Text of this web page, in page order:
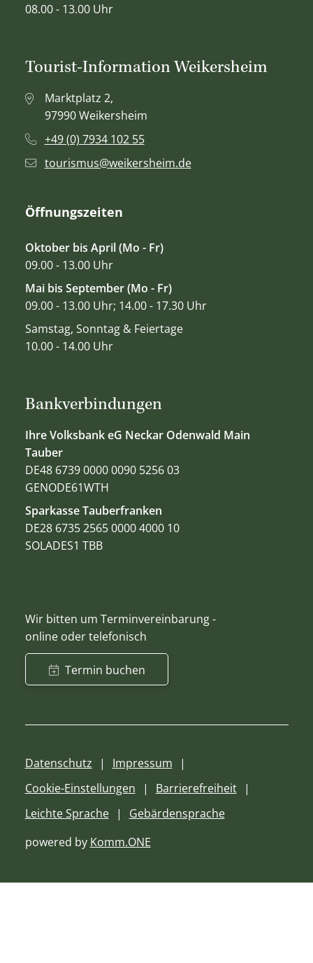
08.00 - 13.00 Uhr
Bankverbindungen
Ihre Volksbank eG Neckar Odenwald Main
Tauber
DE48 6739 0000 0090 5256 03
GENODE61WTH
Sparkasse Tauberfranken
DE28 6735 2565 0000 4000 10
SOLADES1 TBB
Wir bitten um Terminvereinbarung -
online oder telefonisch
Termin buchen
Tourist-Information Weikersheim
Marktplatz 2,
97990 Weikersheim
+49 (0) 7934 102 55
tourismus@weikersheim.de
Öffnungszeiten
Oktober bis April (Mo - Fr)
09.00 - 13.00 Uhr
Mai bis September (Mo - Fr)
09.00 - 13.00 Uhr; 14.00 - 17.30 Uhr
Samstag, Sonntag & Feiertage
10.00 - 14.00 Uhr
Datenschutz
Impressum
Cookie-Einstellungen
Barrierefreiheit
Leichte Sprache
Gebärdensprache
powered by Komm.ONE